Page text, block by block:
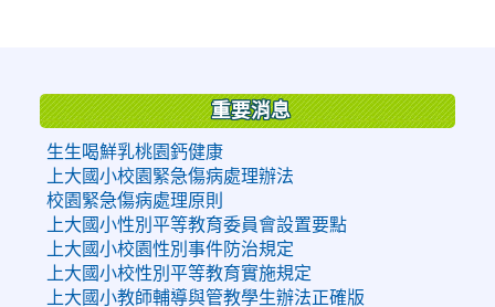
重要消息
生生喝鮮乳桃園鈣健康
上大國小校園緊急傷病處理辦法
校園緊急傷病處理原則
上大國小性別平等教育委員會設置要點
上大國小校園性別事件防治規定
上大國小校性別平等教育實施規定
上大國小教師輔導與管教學生辦法正確版